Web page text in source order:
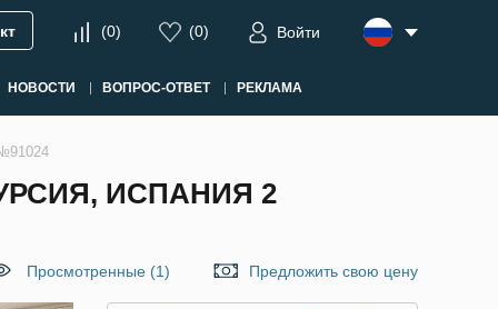
(0) (0) Войти
НОВОСТИ ВОПРОС-ОТВЕТ РЕКЛАМА
ИСПАНИЯ 2
Просмотренные (1) Предложить свою цену